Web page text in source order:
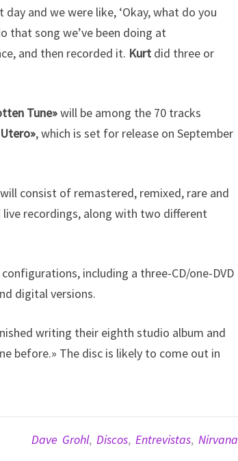
day and we were like, ‘Okay, what do you
that song we’ve been doing at
and then recorded it. Kurt did three or
Tune»will be among the 70 tracks
, which is set for release on September
consist of remastered, remixed, rare and
recordings, along with two different
including a three-CD/one-DVD
digital versions.
writing their eighth studio album and
before.» The disc is likely to come out in
Dave Grohl, Discos, Entrevistas, Nirvana